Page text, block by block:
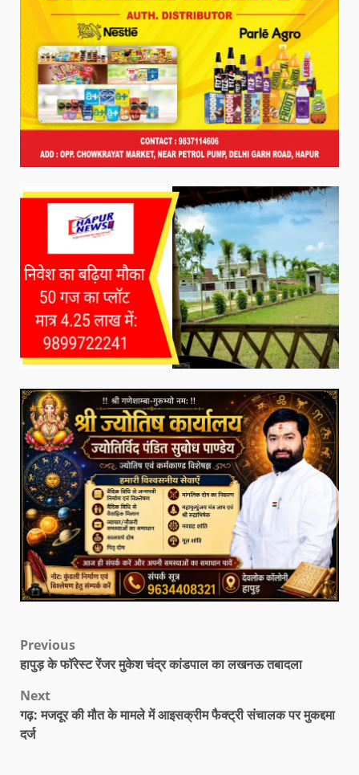
Previous
हापुड़ के फॉरेस्ट रेंजर मुकेश चंद्र कांडपाल का लखनऊ तबादला
Next
गढ़: मजदूर की मौत के मामले में आइसक्रीम फैक्ट्री संचालक पर मुकद्दमा
दर्ज